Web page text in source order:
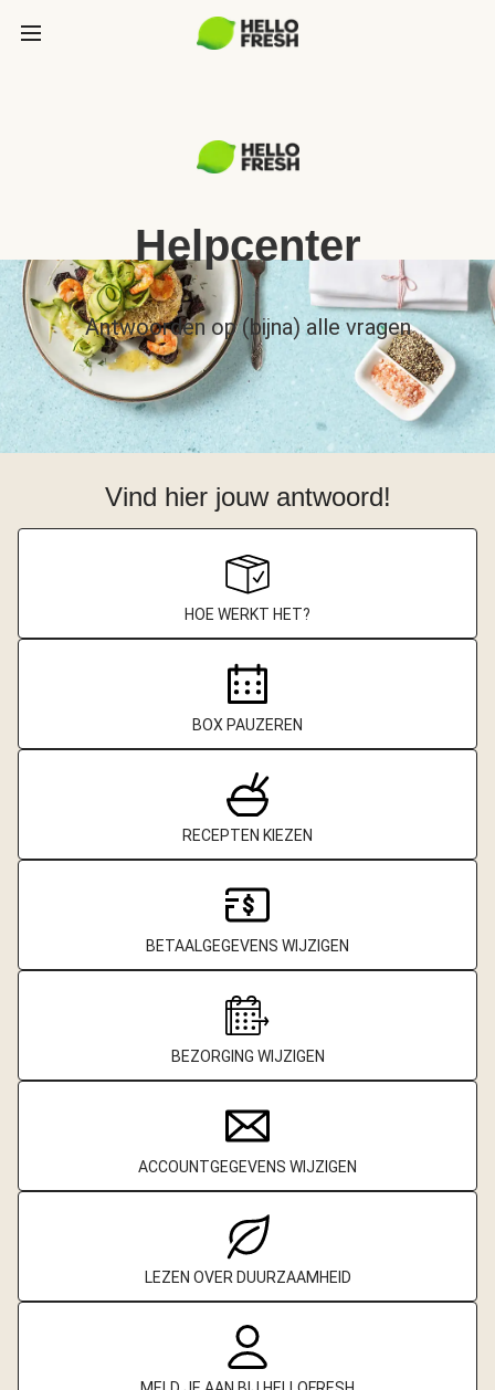
Helpcenter
Antwoorden op (bijna) alle vragen
Vind hier jouw antwoord!
HOE WERKT HET?
BOX PAUZEREN
RECEPTEN KIEZEN
BETAALGEGEVENS WIJZIGEN
BEZORGING WIJZIGEN
ACCOUNTGEGEVENS WIJZIGEN
LEZEN OVER DUURZAAMHEID